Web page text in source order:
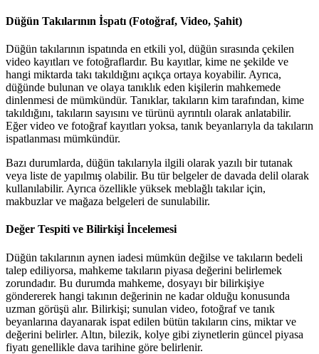
Düğün Takılarının İspatı (Fotoğraf, Video, Şahit)
Düğün takılarının ispatında en etkili yol, düğün sırasında çekilen
video kayıtları ve fotoğraflardır. Bu kayıtlar, kime ne şekilde ve
hangi miktarda takı takıldığını açıkça ortaya koyabilir. Ayrıca,
düğünde bulunan ve olaya tanıklık eden kişilerin mahkemede
dinlenmesi de mümkündür. Tanıklar, takıların kim tarafından, kime
takıldığını, takıların sayısını ve türünü ayrıntılı olarak anlatabilir.
Eğer video ve fotoğraf kayıtları yoksa, tanık beyanlarıyla da takıların
ispatlanması mümkündür.
Bazı durumlarda, düğün takılarıyla ilgili olarak yazılı bir tutanak
veya liste de yapılmış olabilir. Bu tür belgeler de davada delil olarak
kullanılabilir. Ayrıca özellikle yüksek meblağlı takılar için,
makbuzlar ve mağaza belgeleri de sunulabilir.
Değer Tespiti ve Bilirkişi İncelemesi
Düğün takılarının aynen iadesi mümkün değilse ve takıların bedeli
talep ediliyorsa, mahkeme takıların piyasa değerini belirlemek
zorundadır. Bu durumda mahkeme, dosyayı bir bilirkişiye
göndererek hangi takının değerinin ne kadar olduğu konusunda
uzman görüşü alır. Bilirkişi; sunulan video, fotoğraf ve tanık
beyanlarına dayanarak ispat edilen bütün takıların cins, miktar ve
değerini belirler. Altın, bilezik, kolye gibi ziynetlerin güncel piyasa
fiyatı genellikle dava tarihine göre belirlenir.